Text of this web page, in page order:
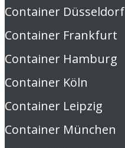
Container Düsseldorf
Container Frankfurt
Container Hamburg
Container Köln
Container Leipzig
Container München